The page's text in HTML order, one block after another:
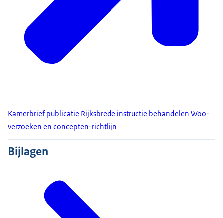
Kamerbrief publicatie Rijksbrede instructie behandelen Woo-
verzoeken en concepten-richtlijn
Bijlagen